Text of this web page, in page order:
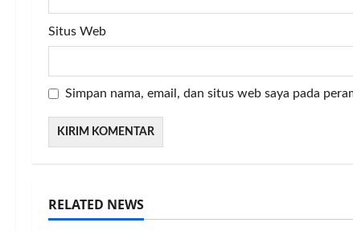
Situs Web
Simpan nama, email, dan situs web saya pada
RELATED NEWS